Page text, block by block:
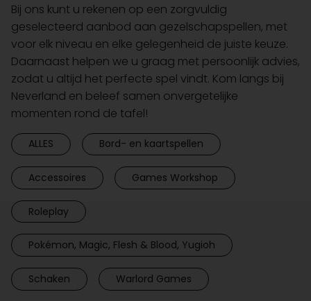
Bij ons kunt u rekenen op een zorgvuldig
geselecteerd aanbod aan gezelschapspellen, met
voor elk niveau en elke gelegenheid de juiste keuze.
Daarnaast helpen we u graag met persoonlijk advies,
zodat u altijd het perfecte spel vindt. Kom langs bij
Neverland en beleef samen onvergetelijke
momenten rond de tafel!
ALLES Bord- en kaartspellen
Accessoires Games Workshop
Roleplay
Pokémon, Magic, Flesh & Blood, Yugioh
Schaken Warlord Games